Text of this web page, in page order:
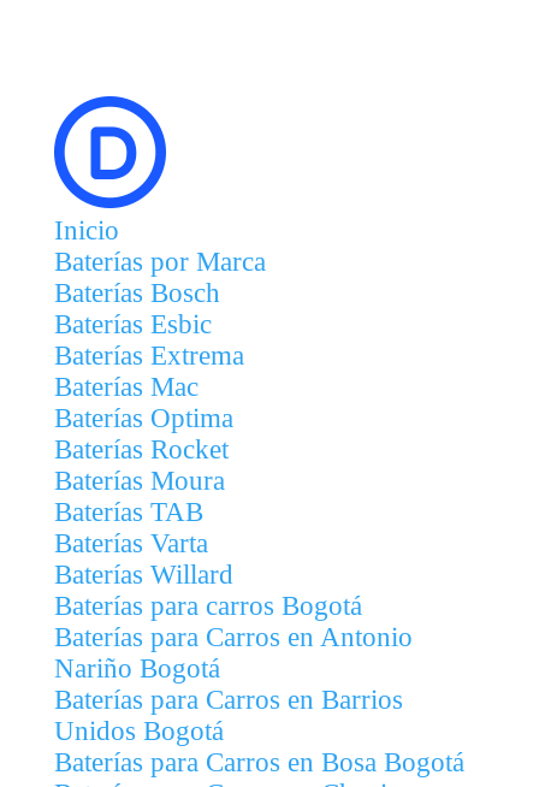
Inicio
Baterías por Marca
Baterías Bosch
Baterías Esbic
Baterías Extrema
Baterías Mac
Baterías Optima
Baterías Rocket
Baterías Moura
Baterías TAB
Baterías Varta
Baterías Willard
Baterías para carros Bogotá
Baterías para Carros en Antonio
Nariño Bogotá
Baterías para Carros en Barrios
Unidos Bogotá
Baterías para Carros en Bosa Bogotá